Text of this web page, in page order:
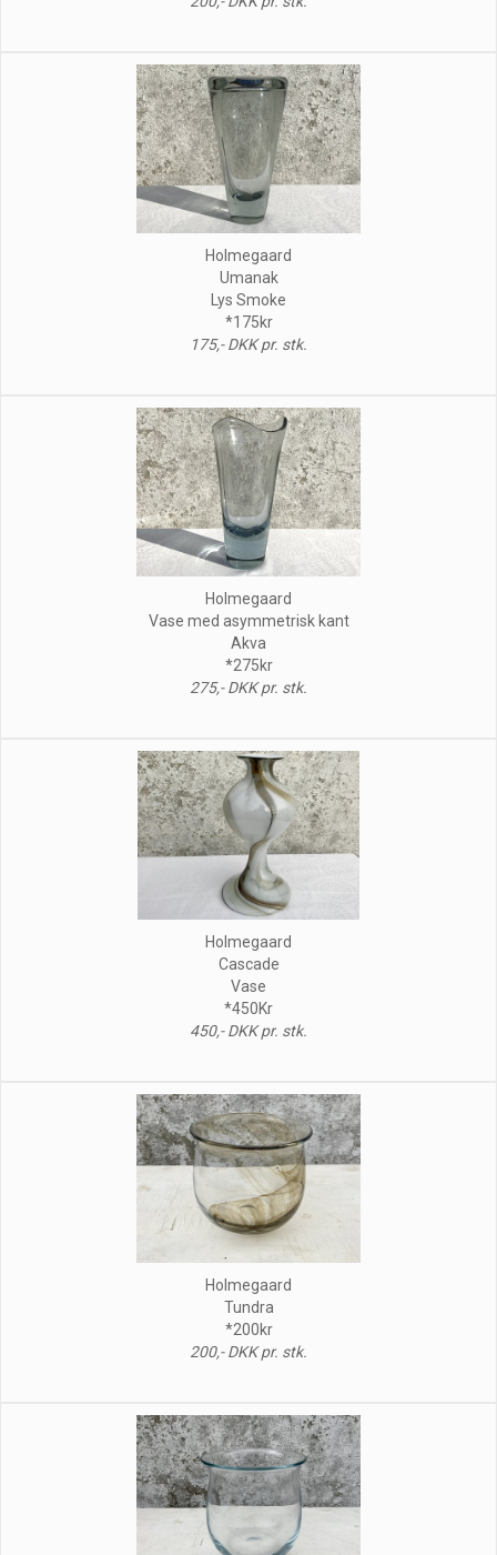
Holmegaard
Umanak
Lys Smoke
*175kr
175,- DKK pr. stk.
Holmegaard
Vase med asymmetrisk kant
Akva
*275kr
275,- DKK pr. stk.
Holmegaard
Cascade
Vase
*450Kr
450,- DKK pr. stk.
Holmegaard
Tundra
*200kr
200,- DKK pr. stk.